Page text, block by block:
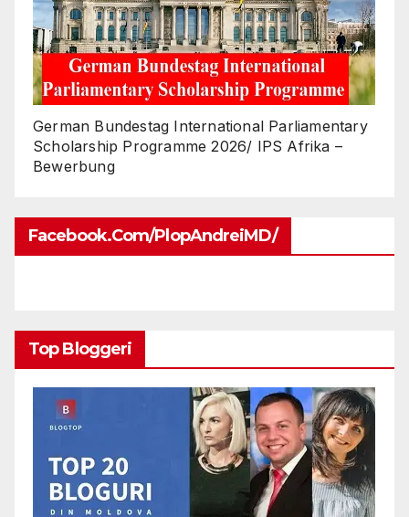
German Bundestag International Parliamentary
Scholarship Programme 2026/ IPS Afrika –
Bewerbung
Facebook.com/PlopAndreiMD/
Top Bloggeri